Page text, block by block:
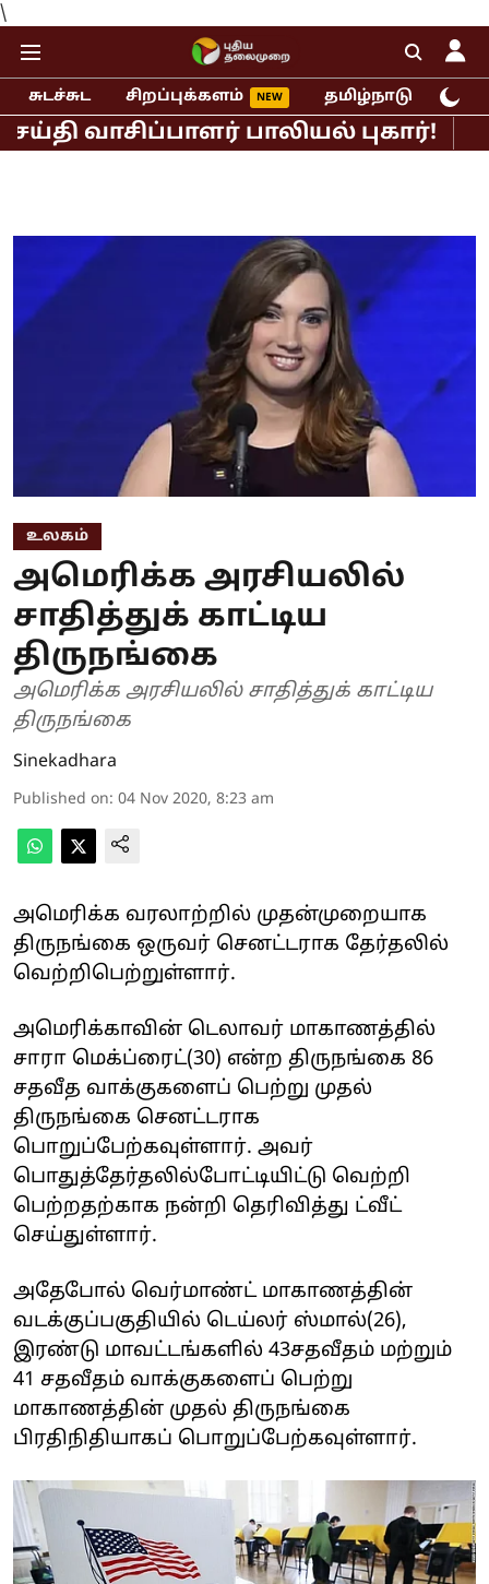
\
சுடச்சுட சிறப்புக்களம் தமிழ்நாடு
பாலியல் புகார்!
உலகம்
அமெரிக்க அரசியலில்
சாதித்துக் காட்டிய
திருநங்கை
அமெரிக்க அரசியலில் சாதித்துக் காட்டிய
திருநங்கை
Sinekadhara
Published on: 04 Nov 2020, 8:23 am
அமெரிக்க வரலாற்றில் முதன்முறையாக
திருநங்கை ஒருவர் செனட்டராக தேர்தலில்
வெற்றிபெற்றுள்ளார்.
அமெரிக்காவின் டெலாவர் மாகாணத்தில்
சாரா மெக்ப்ரைட்(30) என்ற திருநங்கை 86
சதவீத வாக்குகளைப் பெற்று முதல்
திருநங்கை செனட்டராக
பொறுப்பேற்கவுள்ளார். அவர்
பொதுத்தேர்தலில்போட்டியிட்டு வெற்றி
பெற்றதற்காக நன்றி தெரிவித்து ட்வீட்
செய்துள்ளார்.
அதேபோல் வெர்மாண்ட் மாகாணத்தின்
வடக்குப்பகுதியில் டெய்லர் ஸ்மால்(26),
இரண்டு மாவட்டங்களில் 43சதவீதம் மற்றும்
41 சதவீதம் வாக்குகளைப் பெற்று
மாகாணத்தின் முதல் திருநங்கை
பிரதிநிதியாகப் பொறுப்பேற்கவுள்ளார்.